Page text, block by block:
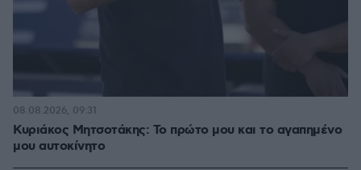
Κυριάκος Μητσοτάκης: Το πρώτο μου και το αγαπημένο
μου αυτοκίνητο
08.08.2026, 09:31